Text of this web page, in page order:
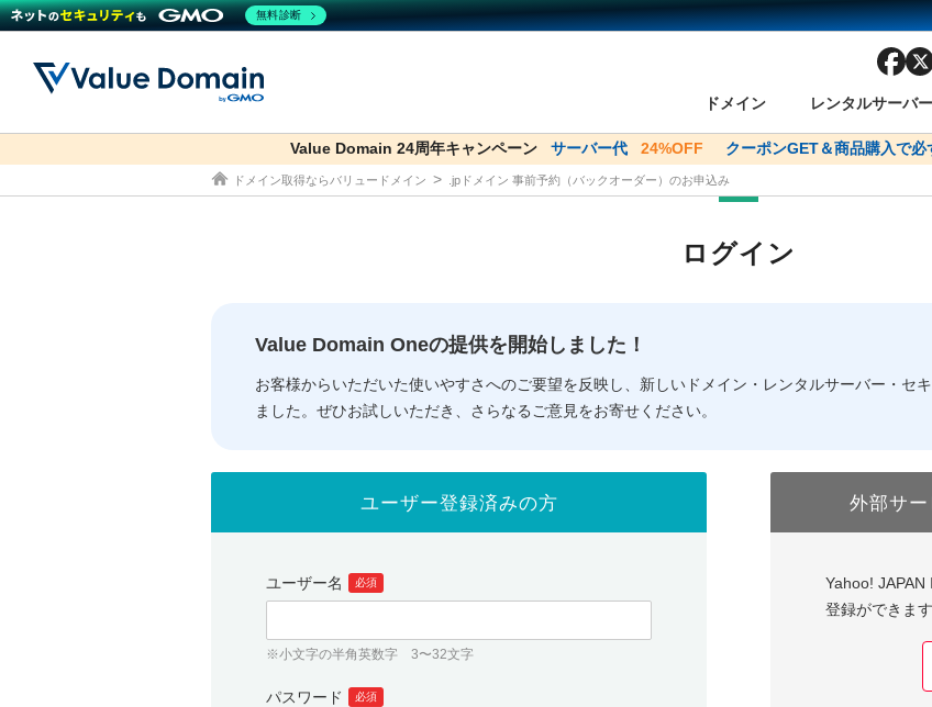
ドメイン
ドメイン ドメイン検索
ドメイン一括検索
人気ドメインの種類 WHOIS検索
レンタルサーバー
レンタルサーバー コアサーバー
セキュリティ Value Domain ネットde診断
サービス お得意様割引
バリュードメインAPI
従来のバリュードメインをご利用希望の方 おすすめ One レンタル
以下
従来のバリュードメインをご利用希望の方 おすすめ One レンタル
以
Value Domain 24周年キャンペーン サーバー代 24%OFF クーポンGET＆商品購入で必
co.jpドメイン✕コアサーバーV2ビジネス応援キャンペーン サーバー料
ドメイン取得ならバリュードメイン .jpドメイン 事前予約（バックオーダー）のお申込み
ログイン
Value Domain Oneの提供を開始しました！
お客様からいただいた使いやすさへのご要望を反映し、新しいドメイン・レンタルサーバー・セ
ました。ぜひお試しいただき、さらなるご意見をお寄せください。
ユーザー登録済みの方
ユーザー名 必須
※小文字の半角英数字 3〜32文字
パスワード 必須
外部サー
Yahoo! JAPAN
登録ができます
無料診断